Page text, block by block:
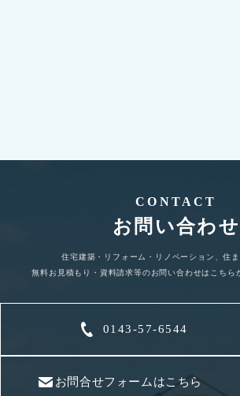
CONTACT
お問い合わせ
住宅建築・リフォーム・リノベーション、住ま
無料お見積もり・資料請求等のお問い合わせはこちら
0143-57-6544
お問合せフォームはこちら